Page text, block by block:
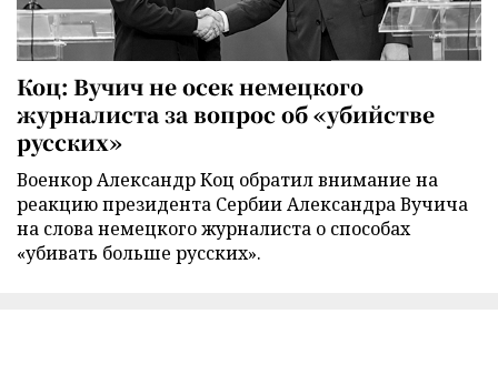
Коц: Вучич не осек немецкого
журналиста за вопрос об «убийстве
русских»
Военкор Александр Коц обратил внимание на
реакцию президента Сербии Александра Вучича
на слова немецкого журналиста о способах
«убивать больше русских».